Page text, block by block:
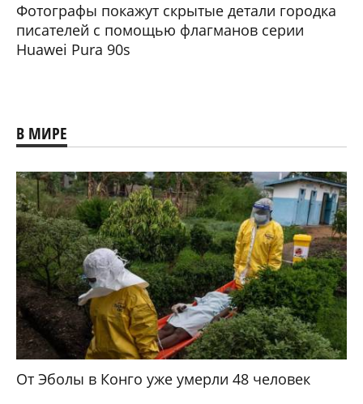
Фотографы покажут скрытые детали городка
писателей с помощью флагманов серии
Huawei Pura 90s
В МИРЕ
От Эболы в Конго уже умерли 48 человек